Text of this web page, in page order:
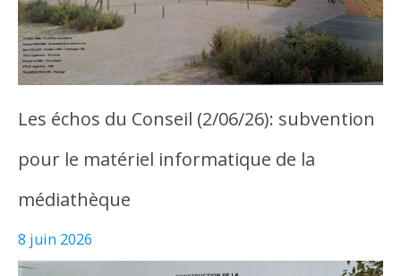
Les échos du Conseil (2/06/26): subvention
pour le matériel informatique de la
médiathèque
8 juin 2026